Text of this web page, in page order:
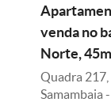
venda no
Norte,
Quadra 217,
Samambaia